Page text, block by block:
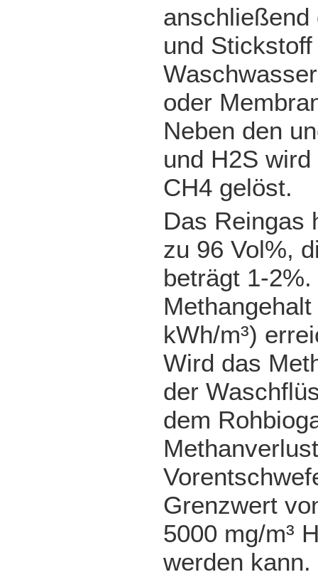
anschließend
und
oder
Neben den
und H2S
CH4 gelöst.
Das Reingas
zu 96 Vol%,
beträgt 1-
kWh/m³)
Wird das
der
dem
Grenzwert
5000 mg/m³
werden kann.